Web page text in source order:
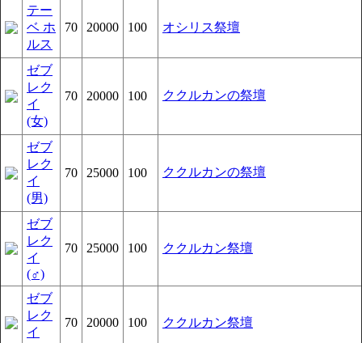
テー
ベ ホ
ルス
70 20000 100 オシリス祭壇
ゼブ
レク
イ
(女)
70 20000 100 ククルカンの祭壇
ゼブ
レク
イ
(男)
70 25000 100 ククルカンの祭壇
ゼブ
レク
イ
(♂)
70 25000 100 ククルカン祭壇
ゼブ
レク
イ
70 20000 100 ククルカン祭壇